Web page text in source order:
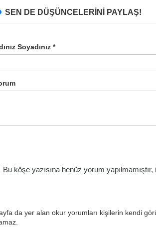
SEN DE DÜŞÜNCELERİNİ PAYLAŞ!
Soyadınız *
Bu köşe yazısına henüz yorum
da yer alan okur yorumları kişilerin kendi